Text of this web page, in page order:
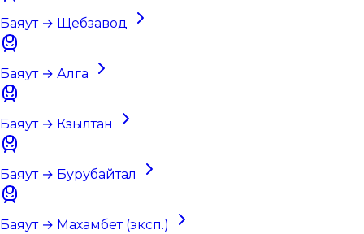
Баяут → Щебзавод
Баяут → Алга
Баяут → Кзылтан
Баяут → Бурубайтал
Баяут → Махамбет (эксп.)